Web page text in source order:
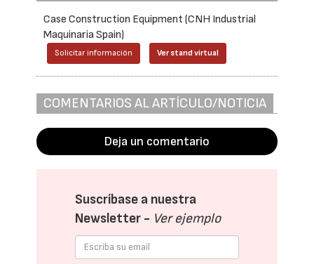
Case Construction Equipment (CNH Industrial
Maquinaria Spain)
Solicitar información Ver stand virtual
COMENTARIOS AL ARTÍCULO/NOTICIA
Deja un comentario
Suscríbase a nuestra
Newsletter - Ver ejemplo